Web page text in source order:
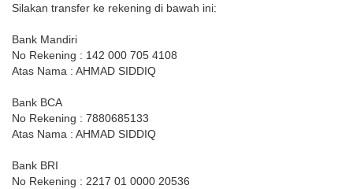
Silakan transfer ke rekening di bawah ini:
Bank Mandiri
No Rekening : 142 000 705 4108
Atas Nama : AHMAD SIDDIQ
Bank BCA
No Rekening : 7880685133
Atas Nama : AHMAD SIDDIQ
Bank BRI
No Rekening : 2217 01 0000 20536